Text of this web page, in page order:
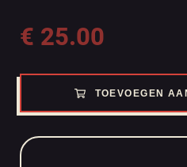
€ 25.00
TOEVOEGEN